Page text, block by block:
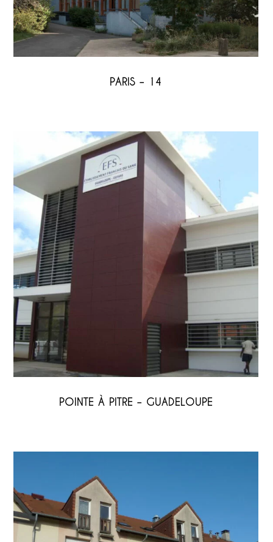
PARIS – 14
POINTE À PITRE – GUADELOUPE